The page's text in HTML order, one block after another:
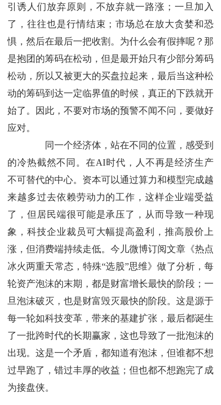
引诱人们放弃原则，不放弃就一路涨；一旦加入
了，往往也是行情结束；市场总在放大贪婪和恐
惧，然后在最后一把收割。为什么会有假摔呢？那
是抱团的筹码在松动，但是最开始只有少部分筹码
松动，所以又被更大的买盘拉起来，最后当这种松
动的筹码到达一定临界值的时候，真正的下跌就开
始了。因此，不要对市场的预警不闻不问，要做好
应对。
同一个经济体，站在不同的位置，感受到
的冷热截然不同。在AI时代，人不再是经济生产
不可替代的中心。资本可以通过算力和模型完成越
来越多过去依赖劳动力的工作，这样企业端受益
了，但居民端很可能是承压了，从而导致一种现
象，科技企业裁员可大幅提高盈利，推高股价上
涨，但消费端持续走低。今儿微博订阅文章《热点
冰火两重天常态，特殊“选股”思维》做了分析，每
轮资产泡沫的末期，都是财富增长最快的阶段；一
旦泡沫破灭，也是财富毁灭最快的阶段。这是源于
每一轮如科技变革，带来的基建扩张，最后都诞生
了一批跨时代的长期赢家，这也导致了一批泡沫的
出现。这是一个矛盾，都知道有泡沫，但谁都不想
过早跑了，错过丰厚的收益；但也都不想跑完了成
为接盘侠。